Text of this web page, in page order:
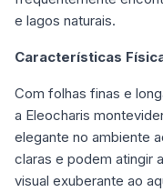
e lagos naturais.
Características
Com folhas finas e
a Eleocharis
elegante no ambiente
claras e podem atingir
visual exuberante ao